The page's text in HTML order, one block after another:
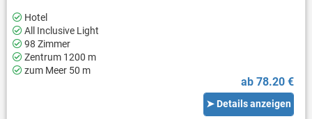
Hotel
All Inclusive Light
98 Zimmer
Zentrum 1200 m
zum Meer 50 m
ab 78.20 €
➤ Details anzeigen